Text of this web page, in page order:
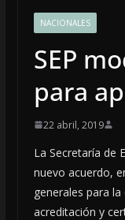
NACIONALES
SEP
para
22 abril, 2019
La Secretaría de
nuevo acuerdo,
generales para
acreditación y